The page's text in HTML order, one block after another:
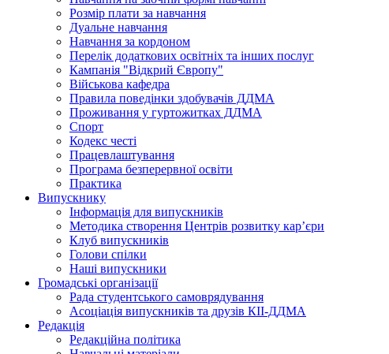
Розмір плати за навчання
Дуальне навчання
Навчання за кордоном
Перелік додаткових освітніх та інших послуг
Кампанія "Відкрий Європу"
Військова кафедра
Правила поведінки здобувачів ДДМА
Проживання у гуртожитках ДДМА
Спорт
Кодекс честі
Працевлаштування
Програма безперервної освіти
Практика
Випускнику
Інформація для випускників
Методика створення Центрів розвитку кар’єри
Клуб випускників
Голови спілки
Наші випускники
Громадські організації
Рада студентського самоврядування
Асоціація випускників та друзів КІІ-ДДМА
Редакція
Редакційна політика